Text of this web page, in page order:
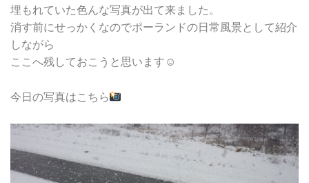
埋もれていた色んな写真が出て来ました。
消す前にせっかくなのでポーランドの日常風景として紹介
しながら
ここへ残しておこうと思います☺
今日の写真はこちら